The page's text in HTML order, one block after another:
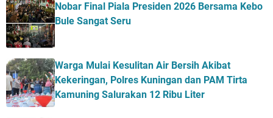
Nobar Final Piala Presiden 2026 Bersama Kebo
Bule Sangat Seru
Warga Mulai Kesulitan Air Bersih Akibat
Kekeringan, Polres Kuningan dan PAM Tirta
Kamuning Salurakan 12 Ribu Liter